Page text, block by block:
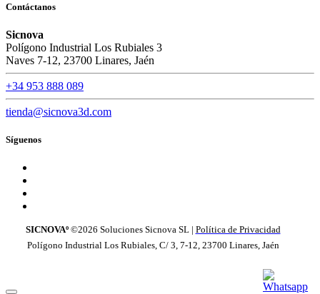
Contáctanos
Sicnova
Polígono Industrial Los Rubiales 3
Naves 7-12, 23700 Linares, Jaén
+34 953 888 089
tienda@sicnova3d.com
Síguenos
SICNOVAº©2026 Soluciones Sicnova SL | Política de Privacidad
Polígono Industrial Los Rubiales, C/ 3, 7-12, 23700 Linares, Jaén